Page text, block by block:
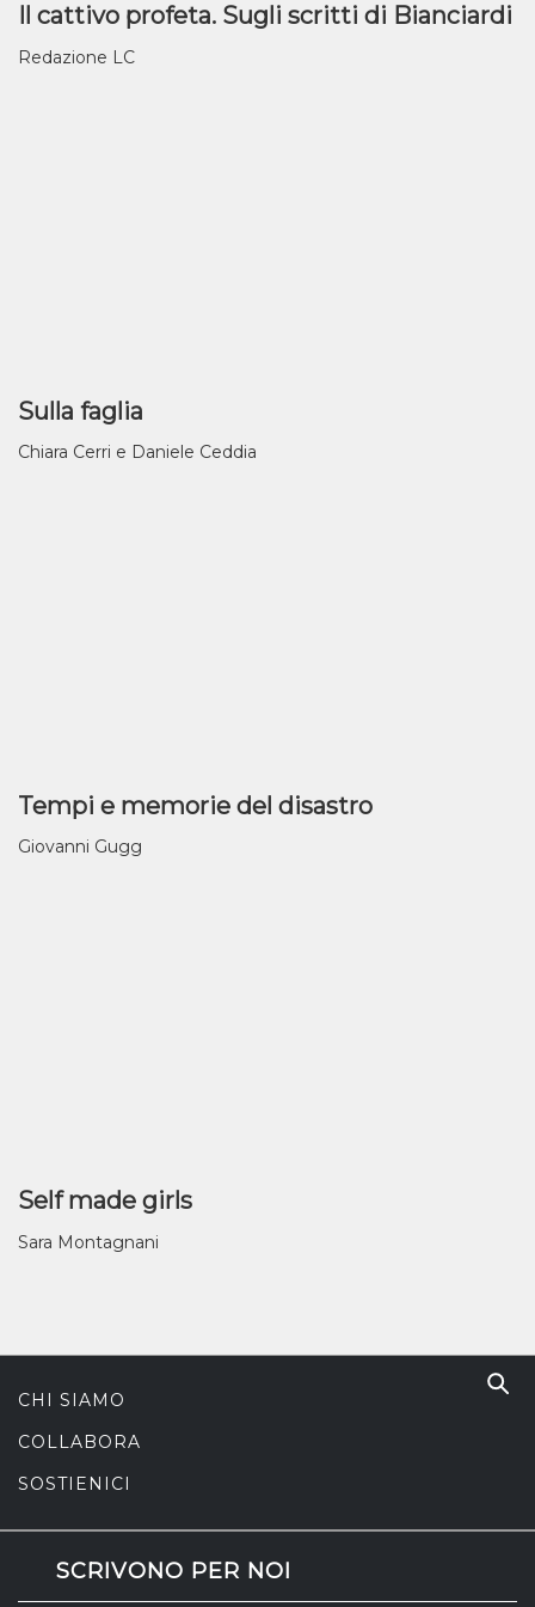
Il cattivo profeta. Sugli scritti di Bianciardi
Redazione LC
Sulla faglia
Chiara Cerri e Daniele Ceddia
Tempi e memorie del disastro
Giovanni Gugg
Self made girls
Sara Montagnani
CHI SIAMO
COLLABORA
SOSTIENICI
SCRIVONO PER NOI